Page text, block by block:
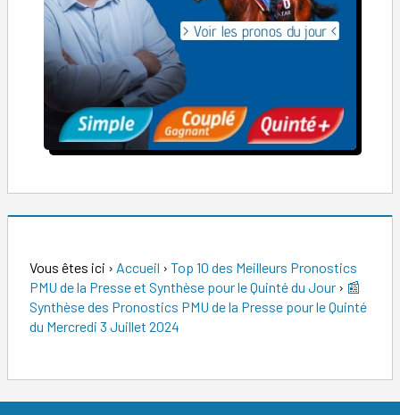
Vous êtes ici › Accueil › Top 10 des Meilleurs Pronostics
PMU de la Presse et Synthèse pour le Quinté du Jour › 📰
Synthèse des Pronostics PMU de la Presse pour le Quinté
du Mercredi 3 Juillet 2024